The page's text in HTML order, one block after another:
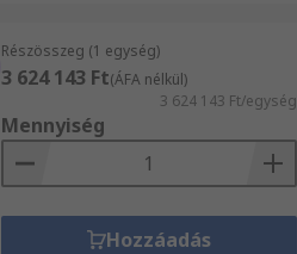
Részösszeg (1 egység)
3 624 143 Ft(ÁFA nélkül)
3 624 143 Ft/egység
Mennyiség
Hozzáadás